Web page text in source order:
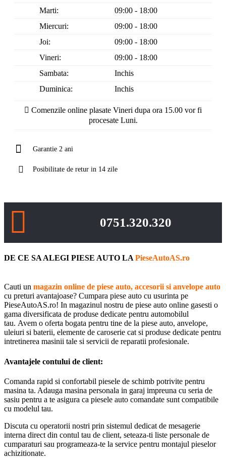
Marti:
09:00 - 18:00
Miercuri:
09:00 - 18:00
Joi:
09:00 - 18:00
Vineri:
09:00 - 18:00
Sambata:
Inchis
Duminica:
Inchis
Comenzile online plasate Vineri dupa ora 15.00 vor fi
procesate Luni.
Garantie 2 ani
Posibilitate de retur in 14 zile
0751.320.320
DE CE SA ALEGI PIESE AUTO LA PieseAutoAS.ro
Cauti un magazin online de piese auto, accesorii si anvelope auto
cu preturi avantajoase? Cumpara piese auto cu usurinta pe
PieseAutoAS.ro! In magazinul nostru de piese auto online gasesti o
gama diversificata de produse dedicate pentru automobilul
tau. Avem o oferta bogata pentru tine de la piese auto, anvelope,
uleiuri si baterii, elemente de caroserie cat si produse dedicate pentru
intretinerea masinii tale si servicii de reparatii profesionale.
Avantajele contului de client:
Comanda rapid si confortabil piesele de schimb potrivite pentru
masina ta. Adauga masina personala in garaj impreuna cu seria de
sasiu pentru a te asigura ca piesele auto comandate sunt compatibile
cu modelul tau.
Discuta cu operatorii nostri prin sistemul dedicat de mesagerie
interna direct din contul tau de client, seteaza-ti liste personale de
cumparaturi sau programeaza-te la service pentru montajul pieselor
achizitionate.